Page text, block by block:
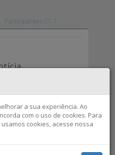
Participantes CT-7
a sua experiência. Ao
com o uso de cookies. Para
cookies, acesse nossa